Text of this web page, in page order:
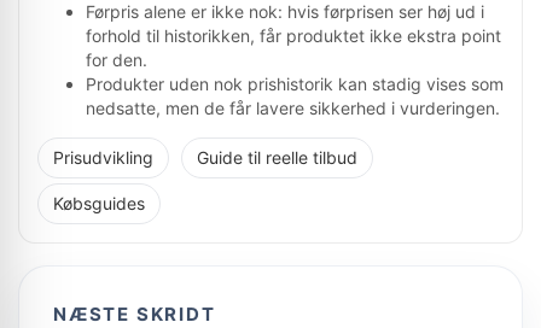
Førpris alene er ikke nok: hvis førprisen ser høj ud i
forhold til historikken, får produktet ikke ekstra point
for den.
Produkter uden nok prishistorik kan stadig vises som
nedsatte, men de får lavere sikkerhed i vurderingen.
Prisudvikling Guide til reelle tilbud
Købsguides
NÆSTE SKRIDT